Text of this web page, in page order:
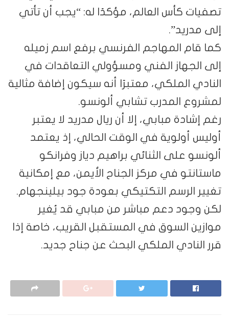
تصفيات كأس العالم، مؤكدًا له: “يجب أن تأتي
إلى مدريد”.
كما قام المهاجم الفرنسي برفع اسم زميله
إلى الجهاز الفني ومسؤولي التعاقدات في
النادي الملكي، معتبرًا أنه سيكون إضافة مثالية
لمشروع المدرب تشابي ألونسو.
رغم إشادة مبابي، إلا أن ريال مدريد لا يعتبر
أوليس أولوية في الوقت الحالي، إذ يعتمد
ألونسو على الثنائي براهيم دياز وفرانكو
ماستانتو في مركز الجناح الأيمن، مع إمكانية
تغيير الرسم التكتيكي بعودة جود بيلينجهام.
لكن وجود دعم مباشر من مبابي قد يُغير
موازين السوق في المستقبل القريب، خاصة إذا
قرر النادي الملكي البحث عن جناح جديد.